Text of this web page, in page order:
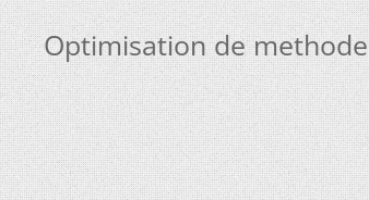
Optimisation de methode